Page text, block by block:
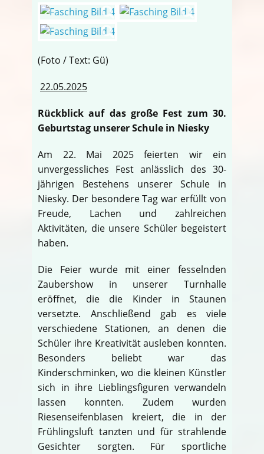
(Foto / Text: Gü)
22.05.2025
Rückblick auf das große Fest zum 30.
Geburtstag unserer Schule in Niesky
Am 22. Mai 2025 feierten wir ein
unvergessliches Fest anlässlich des 30-
jährigen Bestehens unserer Schule in
Niesky. Der besondere Tag war erfüllt von
Freude, Lachen und zahlreichen
Aktivitäten, die unsere Schüler begeistert
haben.
Die Feier wurde mit einer fesselnden
Zaubershow in unserer Turnhalle
eröffnet, die die Kinder in Staunen
versetzte. Anschließend gab es viele
verschiedene Stationen, an denen die
Schüler ihre Kreativität ausleben konnten.
Besonders beliebt war das
Kinderschminken, wo die kleinen Künstler
sich in ihre Lieblingsfiguren verwandeln
lassen konnten. Zudem wurden
Riesenseifenblasen kreiert, die in der
Frühlingsluft tanzten und für strahlende
Gesichter sorgten. Für sportliche